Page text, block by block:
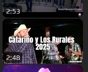
2:53
2:48